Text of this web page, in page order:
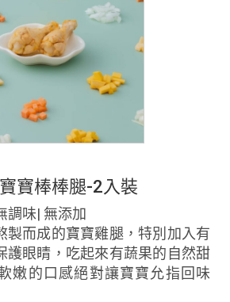
寶棒棒腿-2入裝
調味| 無添加
製而成的寶寶雞腿，特別加入有
護眼睛，吃起來有蔬果的自然甜
嫩的口感絕對讓寶寶允指回味